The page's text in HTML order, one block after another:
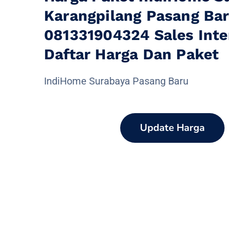
Karangpilang Pasang
081331904324 Sales
Daftar Harga Dan Paket
IndiHome Surabaya Pasang Baru
Update Harga